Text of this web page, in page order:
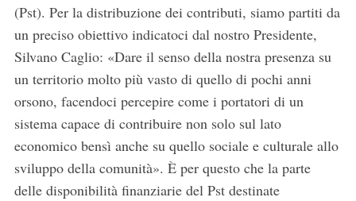
(Pst). Per la distribuzione dei contributi, siamo partiti da
un preciso obiettivo indicatoci dal nostro Presidente,
Silvano Caglio: «Dare il senso della nostra presenza su
un territorio molto più vasto di quello di pochi anni
orsono, facendoci percepire come i portatori di un
sistema capace di contribuire non solo sul lato
economico bensì anche su quello sociale e culturale allo
sviluppo della comunità». È per questo che la parte
delle disponibilità finanziarie del Pst destinate